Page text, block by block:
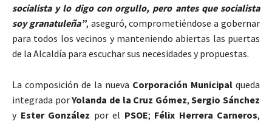
socialista y lo digo con orgullo, pero antes que socialista
soy granatuleña”, aseguró, comprometiéndose a gobernar
para todos los vecinos y manteniendo abiertas las puertas
de la Alcaldía para escuchar sus necesidades y propuestas.
La composición de la nueva Corporación Municipal queda
integrada porYolanda de la Cruz Gómez,Sergio Sánchez
y Ester González por el PSOE; Félix Herrera Carneros,